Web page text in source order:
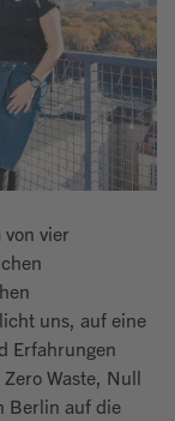
von vier
uns, auf eine
Erfahrungen
Waste, Null
Berlin auf die